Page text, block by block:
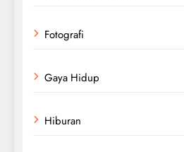
Fotografi
Gaya Hidup
Hiburan